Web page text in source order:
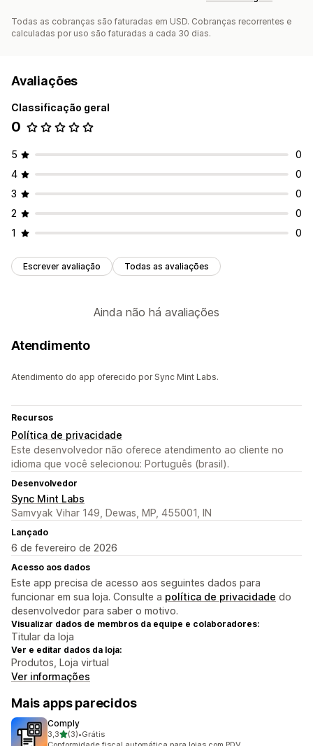
Todas as cobranças são faturadas em USD. Cobranças recorrentes e
calculadas por uso são faturadas a cada 30 dias.
Avaliações
Classificação geral
0
5
0
4
0
3
0
2
0
1
0
Escrever avaliação Todas as avaliações
Ainda não há avaliações
Atendimento
Atendimento do app oferecido por Sync Mint Labs.
Recursos
Política de privacidade
Este desenvolvedor não oferece atendimento ao cliente no
idioma que você selecionou: Português (brasil).
Desenvolvedor
Sync Mint Labs
Samvyak Vihar 149, Dewas, MP, 455001, IN
Lançado
6 de fevereiro de 2026
Acesso aos dados
Este app precisa de acesso aos seguintes dados para
funcionar em sua loja. Consulte a política de privacidade do
desenvolvedor para saber o motivo.
Visualizar dados de membros da equipe e colaboradores:
Titular da loja
Ver e editar dados da loja:
Produtos, Loja virtual
Ver informações
Mais apps parecidos
Comply
3,3de 5 estrelas
(3)
3 avaliações ao todo
•Grátis